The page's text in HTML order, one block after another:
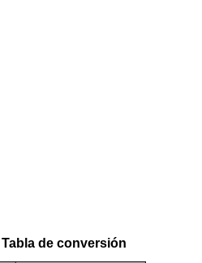
de conversión